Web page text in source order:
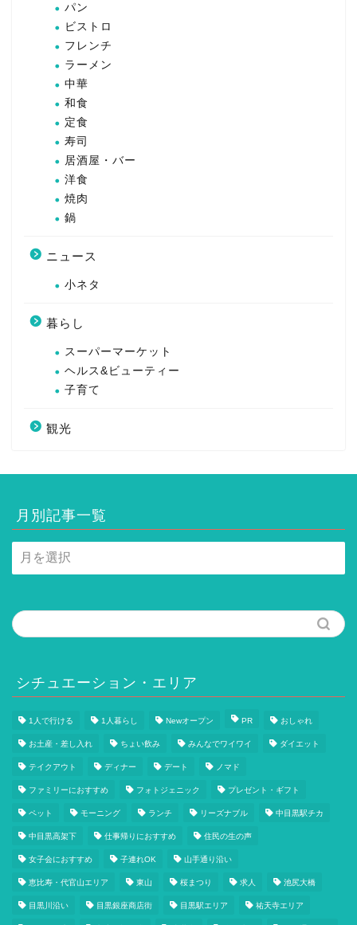
パン
ビストロ
フレンチ
ラーメン
中華
和食
定食
寿司
居酒屋・バー
洋食
焼肉
鍋
ニュース
小ネタ
暮らし
スーパーマーケット
ヘルス&ビューティー
子育て
観光
月別記事一覧
月
別
一
覧
シチュエーション・エリア
1人で行ける 1人暮らし Newオープン PR おしゃれ
お土産・差し入れ ちょい飲み みんなでワイワイ ダイエット
テイクアウト ディナー デート ノマド
ファミリーにおすすめ フォトジェニック プレゼント・ギフト
ペット モーニング ランチ リーズナブル 中目黒駅チカ
中目黒高架下 仕事帰りにおすすめ 住民の生の声
女子会におすすめ 子連れOK 山手通り沿い
恵比寿・代官山エリア 東山 桜まつり 求人 池尻大橋
目黒川沿い 目黒銀座商店街 目黒駅エリア 祐天寺エリア